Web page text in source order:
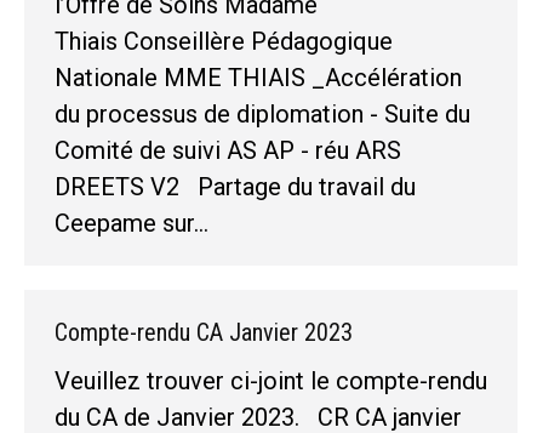
Thiais Conseillère Pédagogique
Nationale MME THIAIS _Accélération
du processus de diplomation - Suite du
Comité de suivi AS AP - réu ARS
DREETS V2 Partage du travail du
Ceepame sur…
Compte-rendu CA Janvier 2023
Veuillez trouver ci-joint le compte-rendu
du CA de Janvier 2023. CR CA janvier